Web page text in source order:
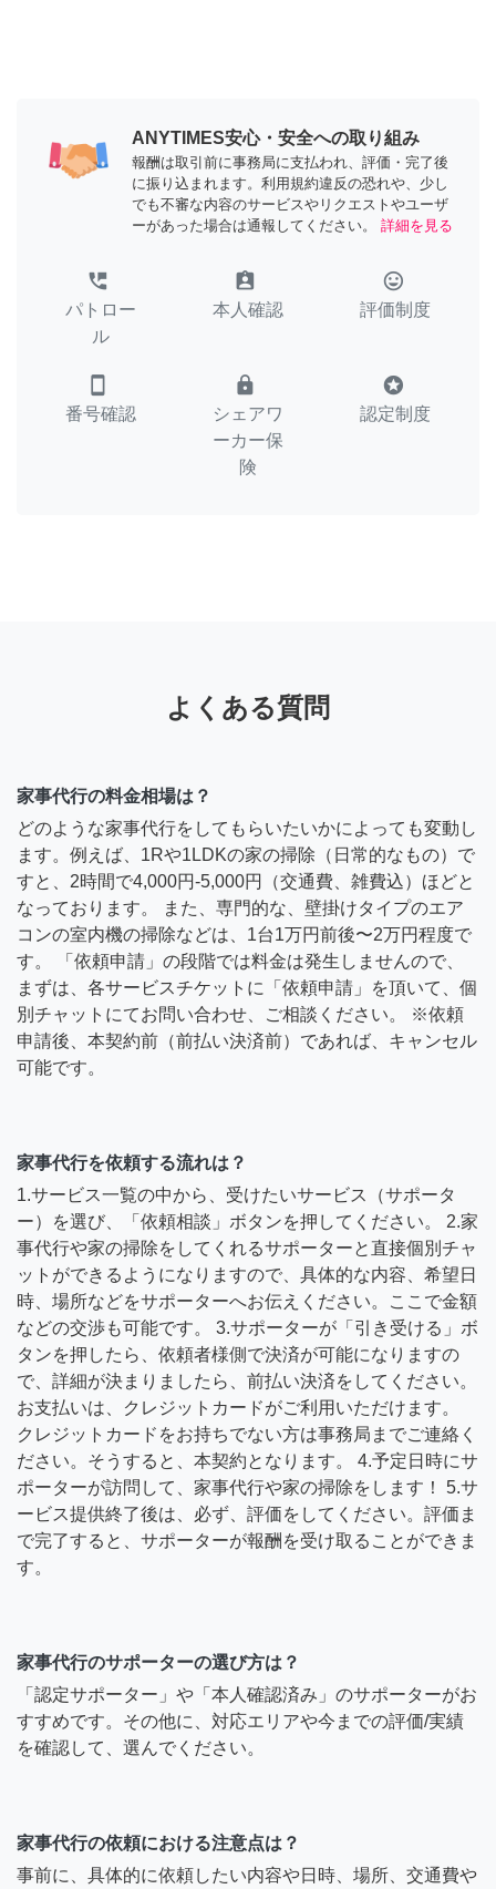
ANYTIMES安心・安全への取り組み
報酬は取引前に事務局に支払われ、評価・完了後
に振り込まれます。利用規約違反の恐れや、少し
でも不審な内容のサービスやリクエストやユーザ
ーがあった場合は通報してください。
詳細を見る
perm_phone_msg
パトロー
ル
assignment_ind
本人確認
tag_faces
評価制度
smartphone
番号確認
lock
シェアワ
ーカー保
険
stars
認定制度
よくある質問
家事代行の料金相場は？
どのような家事代行をしてもらいたいかによっても変動し
ます。例えば、1Rや1LDKの家の掃除（日常的なもの）で
すと、2時間で4,000円-5,000円（交通費、雑費込）ほどと
なっております。 また、専門的な、壁掛けタイプのエア
コンの室内機の掃除などは、1台1万円前後〜2万円程度で
す。 「依頼申請」の段階では料金は発生しませんので、
まずは、各サービスチケットに「依頼申請」を頂いて、個
別チャットにてお問い合わせ、ご相談ください。 ※依頼
申請後、本契約前（前払い決済前）であれば、キャンセル
可能です。
家事代行を依頼する流れは？
1.サービス一覧の中から、受けたいサービス（サポータ
ー）を選び、「依頼相談」ボタンを押してください。 2.家
事代行や家の掃除をしてくれるサポーターと直接個別チャ
ットができるようになりますので、具体的な内容、希望日
時、場所などをサポーターへお伝えください。ここで金額
などの交渉も可能です。 3.サポーターが「引き受ける」ボ
タンを押したら、依頼者様側で決済が可能になりますの
で、詳細が決まりましたら、前払い決済をしてください。
お支払いは、クレジットカードがご利用いただけます。
クレジットカードをお持ちでない方は事務局までご連絡く
ださい。そうすると、本契約となります。 4.予定日時にサ
ポーターが訪問して、家事代行や家の掃除をします！ 5.サ
ービス提供終了後は、必ず、評価をしてください。評価ま
で完了すると、サポーターが報酬を受け取ることができま
す。
家事代行のサポーターの選び方は？
「認定サポーター」や「本人確認済み」のサポーターがお
すすめです。その他に、対応エリアや今までの評価/実績
を確認して、選んでください。
家事代行の依頼における注意点は？
事前に、具体的に依頼したい内容や日時、場所、交通費や